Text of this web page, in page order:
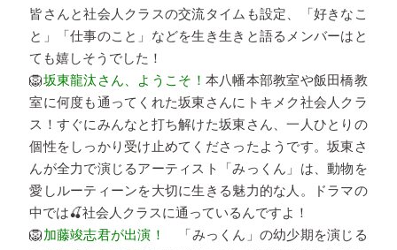
皆さんと社会人クラスの交流タイムも設定、「好きなこ
と」「仕事のこと」などを生き生きと語るメンバーはと
ても嬉しそうでした！
🦁坂東龍汰さん、ようこそ！ 本八幡本部教室や飯田橋教
室に何度も通ってくれた坂東さんにトキメク社会人クラ
ス！すぐにみんなと打ち解けた坂東さん、一人ひとりの
個性をしっかり受け止めてくださったようです。坂東さ
んが全力で演じるアーティスト「みっくん」は、動物を
愛しルーティーンを大切に生きる魅力的な人。ドラマの
中では🍒社会人クラスに通っているんですよ！
🦁加藤竣志君が出演！ 「みっくん」の幼少期を演じる